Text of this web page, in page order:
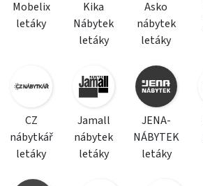
Mobelix
letáky
Kika
Nábytek
letáky
Asko
nábytek
letáky
CZ
nábytkář
letáky
Jamall
nábytek
letáky
JENA-
NÁBYTEK
letáky